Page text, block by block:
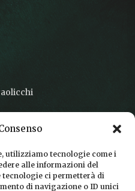
utilizziamo tecnologie come i
alle informazioni del
tecnologie ci permetterà di
di navigazione o ID unici